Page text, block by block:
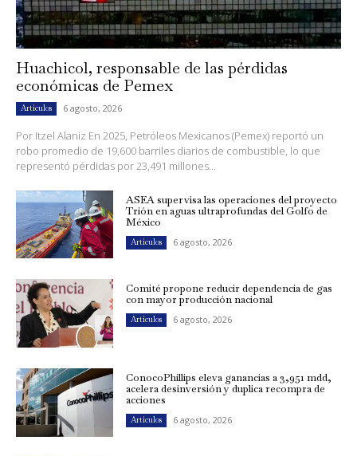
Huachicol, responsable de las pérdidas
económicas de Pemex
Artículos 6 agosto, 2026
Por Itzel Alaniz En 2025, Petróleos Mexicanos (Pemex) reportó un
robo promedio de 19,600 barriles diarios de combustible, lo que
representó pérdidas por 23,491 millones...
ASEA supervisa las operaciones del proyecto
Trión en aguas ultraprofundas del Golfo de
México
Artículos 6 agosto, 2026
Comité propone reducir dependencia de gas
con mayor producción nacional
Artículos 6 agosto, 2026
ConocoPhillips eleva ganancias a 3,951 mdd,
acelera desinversión y duplica recompra de
acciones
Artículos 6 agosto, 2026